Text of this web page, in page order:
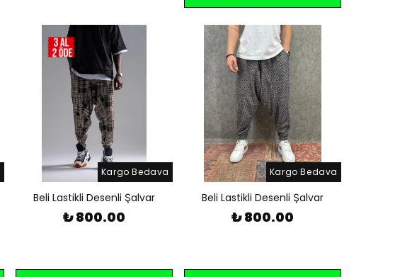
Kargo Bedava
Beli Lastikli Desenli Şalvar
₺ 800.00
Kargo Bedava
Beli Lastikli Desenli Şalvar
₺ 800.00